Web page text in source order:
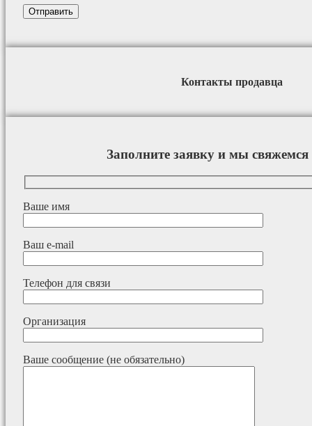
Контакты продавца
Заполните заявку и мы
Ваше имя
Ваш e-mail
Телефон для связи
Организация
Ваше сообщение (не обязательно)